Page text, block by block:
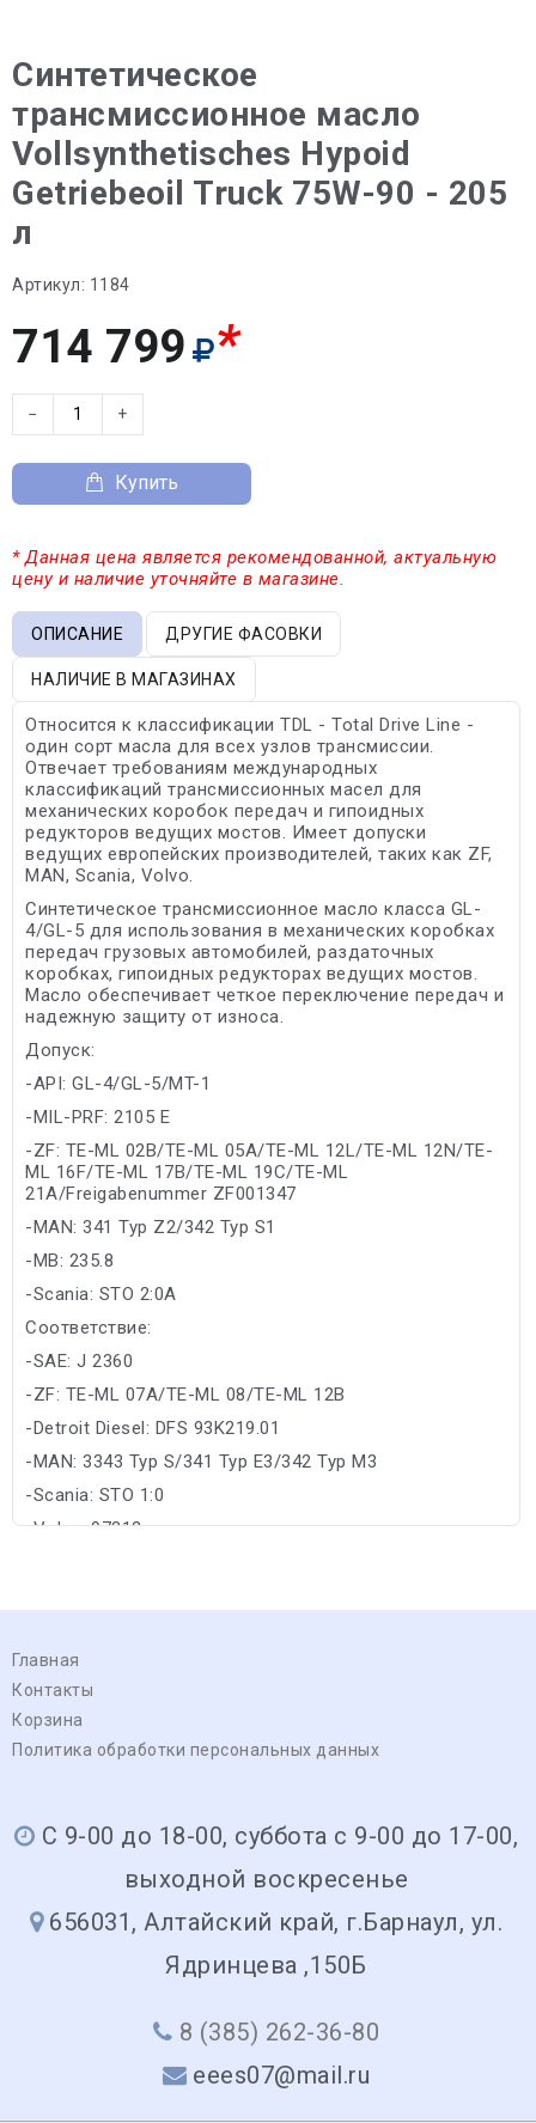
Синтетическое
трансмиссионное масло
Vollsynthetisches Hypoid
Getriebeoil Truck 75W-90 - 205
л
Артикул: 1184
714 799 *
− +
Купить
* Данная цена является рекомендованной, актуальную
цену и наличие уточняйте в магазине.
ОПИСАНИЕ ДРУГИЕ ФАСОВКИ
НАЛИЧИЕ В МАГАЗИНАХ
Относится к классификации TDL - Total Drive Line -
один сорт масла для всех узлов трансмиссии.
Отвечает требованиям международных
классификаций трансмиссионных масел для
механических коробок передач и гипоидных
редукторов ведущих мостов. Имеет допуски
ведущих европейских производителей, таких как ZF,
MAN, Scania, Volvo.
Синтетическое трансмиссионное масло класса GL-
4/GL-5 для использования в механических коробках
передач грузовых автомобилей, раздаточных
коробках, гипоидных редукторах ведущих мостов.
Масло обеспечивает четкое переключение передач и
надежную защиту от износа.
Допуск:
-API: GL-4/GL-5/MT-1
-MIL-PRF: 2105 E
-ZF: TE-ML 02B/TE-ML 05A/TE-ML 12L/TE-ML 12N/TE-
ML 16F/TE-ML 17B/TE-ML 19C/TE-ML
21A/Freigabenummer ZF001347
-MAN: 341 Typ Z2/342 Typ S1
-MB: 235.8
-Scania: STO 2:0A
Соответствие:
-SAE: J 2360
-ZF: TE-ML 07A/TE-ML 08/TE-ML 12B
-Detroit Diesel: DFS 93K219.01
-MAN: 3343 Typ S/341 Typ E3/342 Typ M3
-Scania: STO 1:0
-Volvo: 97312
Главная
Контакты
Корзина
Политика обработки персональных данных
С 9-00 до 18-00, суббота с 9-00 до 17-00,
выходной воскресенье
656031, Алтайский край, г.Барнаул, ул.
Ядринцева ,150Б
8 (385) 262-36-80
eees07@mail.ru